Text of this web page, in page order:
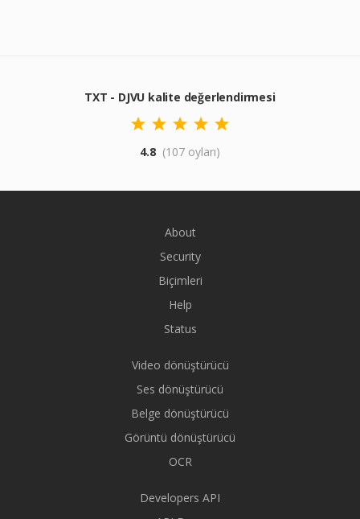
TXT - DJVU kalite değerlendirmesi
4.8 (107 oyları)
About
Security
Biçimleri
Help
Status
Video dönüştürücü
Ses dönüştürücü
Belge dönüştürücü
Görüntü dönüştürücü
OCR
Developers API